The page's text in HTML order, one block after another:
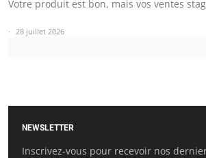
Votre produit est bon, mais vos ventes
28 juillet 2026
NEWSLETTER
Inscrivez-vous pour recevoir nos